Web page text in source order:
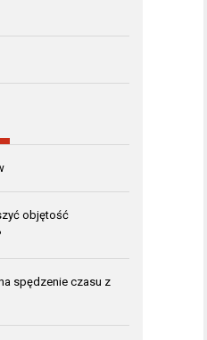
objętość
spędzenie czasu z